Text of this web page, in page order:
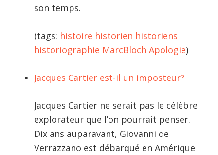
son temps.
(tags: histoire historien historiens
historiographie MarcBloch Apologie)
Jacques Cartier est-il un imposteur?
Jacques Cartier ne serait pas le célèbre
explorateur que l’on pourrait penser.
Dix ans auparavant, Giovanni de
Verrazzano est débarqué en Amérique